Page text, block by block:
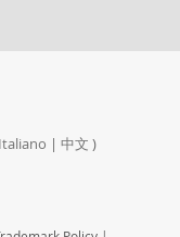
Italiano | 中文 )